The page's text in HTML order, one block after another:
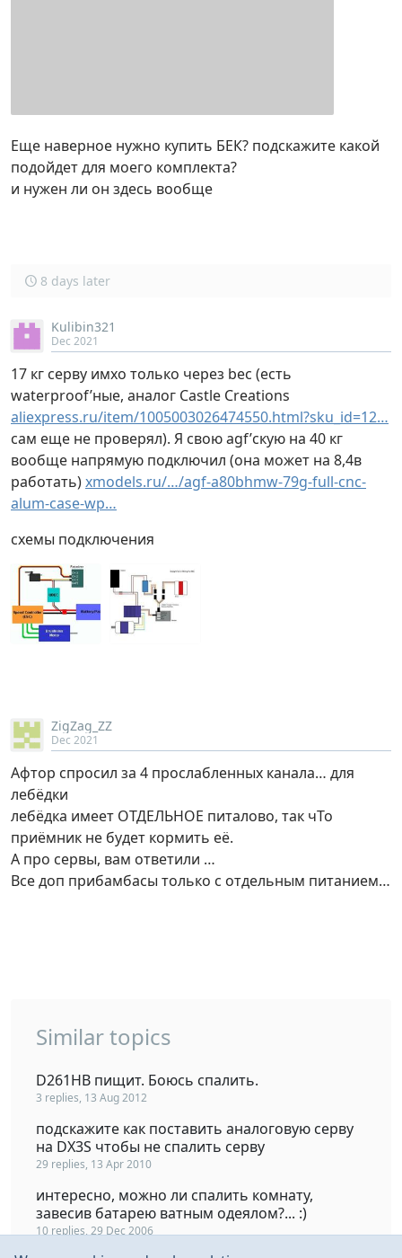
Еще наверное нужно купить БЕК? подскажите какой
подойдет для моего комплекта?
и нужен ли он здесь вообще
8 days later
Kulibin321
Dec 2021
17 кг серву имхо только через bec (есть
waterproof’ные, аналог Castle Creations
aliexpress.ru/item/1005003026474550.html?sku_id=12…
сам еще не проверял). Я свою agf’скую на 40 кг
вообще напрямую подключил (она может на 8,4в
работать)xmodels.ru/…/agf-a80bhmw-79g-full-cnc-
alum-case-wp…
схемы подключения
ZigZag_ZZ
Dec 2021
Афтор спросил за 4 прослабленных канала… для
лебёдки
лебёдка имеет ОТДЕЛЬНОЕ питалово, так чТо
приёмник не будет кормить её.
А про сервы, вам ответили …
Все доп прибамбасы только с отдельным питанием…
Similar topics
D261HB пищит. Боюсь спалить.
3 replies, 13 Aug 2012
подскажите как поставить аналоговую серву
на DX3S чтобы не спалить серву
29 replies, 13 Apr 2010
интересно, можно ли спалить комнату,
завесив батарею ватным одеялом?... :)
10 replies, 29 Dec 2006